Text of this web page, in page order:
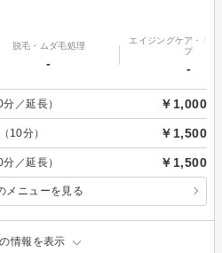
脱毛・ムダ毛処理
-
エイジングケア・リ
プ
-
／延長） ￥1,000
10分） ￥1,500
／延長） ￥1,500
メニューを見る
情報を表示